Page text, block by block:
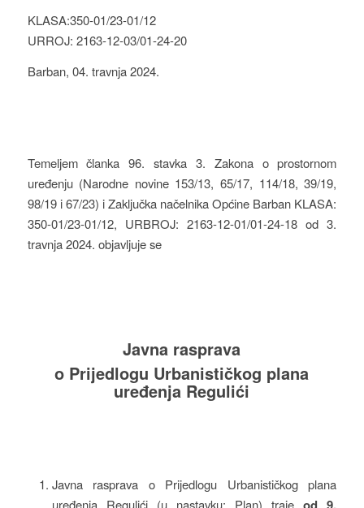
KLASA:350-01/23-01/12
URROJ: 2163-12-03/01-24-20
Barban, 04. travnja 2024.
Temeljem članka 96. stavka 3. Zakona o prostornom
uređenju (Narodne novine 153/13, 65/17, 114/18, 39/19,
98/19 i 67/23) i Zaključka načelnika Općine Barban KLASA:
350-01/23-01/12, URBROJ: 2163-12-01/01-24-18 od 3.
travnja 2024. objavljuje se
Javna rasprava
o Prijedlogu Urbanističkog plana
uređenja Regulići
Javna rasprava o Prijedlogu Urbanističkog plana
uređenja Regulići (u nastavku: Plan) traje